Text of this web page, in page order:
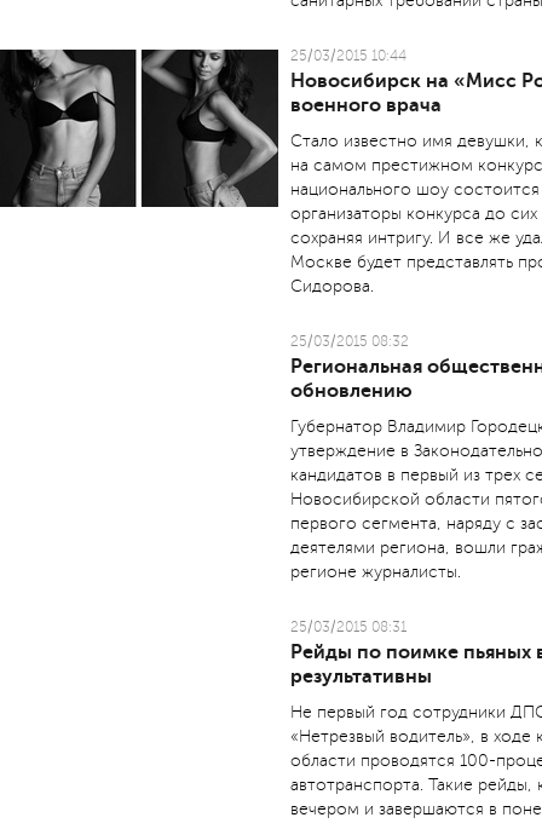
25/03/2015 10:44
Новосибирск на «Мисс
военного врача
Стало известно имя девушки,
на самом престижном
национального шоу
организаторы конкурса до
сохраняя интригу. И все же
Москве будет представлять
Сидорова.
25/03/2015 08:32
Региональная
обновлению
Губернатор Владимир
утверждение в
кандидатов в первый из трех
Новосибирской области
первого сегмента, наряду с
деятелями региона, вошли
регионе журналисты.
25/03/2015 08:31
Рейды по поимке пьяных
результативны
Не первый год сотрудники
«Нетрезвый водитель», в ходе
области проводятся 100-
автотранспорта. Такие рейды,
вечером и завершаются в